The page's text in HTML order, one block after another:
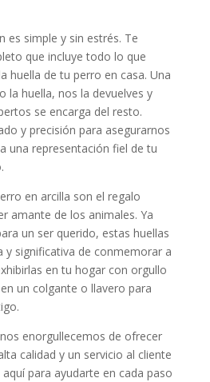
es simple y sin estrés. Te
que incluye todo lo que
huella de tu perro en casa. Una
la huella, nos la devuelves y
se encarga del resto.
y precisión para asegurarnos
una representación fiel de tu
en arcilla son el regalo
amante de los animales. Ya
un ser querido, estas huellas
y significativa de conmemorar a
en tu hogar con orgullo
un colgante o llavero para
enorgullecemos de ofrecer
calidad y un servicio al cliente
para ayudarte en cada paso